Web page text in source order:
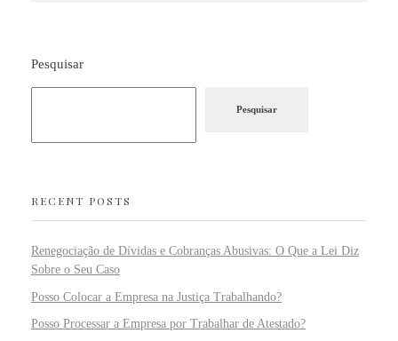
Pesquisar
Pesquisar
RECENT POSTS
Renegociação de Dívidas e Cobranças Abusivas: O Que a Lei Diz
Sobre o Seu Caso
Posso Colocar a Empresa na Justiça Trabalhando?
Posso Processar a Empresa por Trabalhar de Atestado?